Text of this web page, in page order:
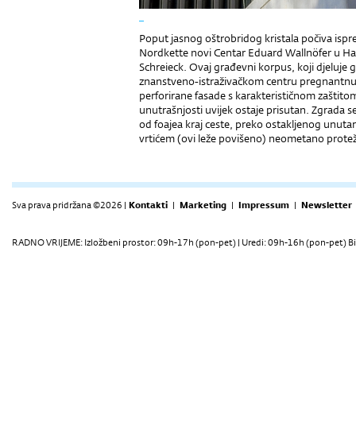
Poput jasnog oštrobridog kristala počiva
Nordkette novi Centar Eduard Wallnöfer u
Schreieck. Ovaj građevni korpus, koji
znanstveno-istraživačkom centru
perforirane fasade s karakterističnom
unutrašnjosti uvijek ostaje prisutan. Zgrada
od foajea kraj ceste, preko ostakljenog
vrtićem (ovi leže povišeno) neometano
Sva prava pridržana ©2026 | Kontakti | Marketing | Impressum | Newsletter
RADNO VRIJEME: Izložbeni prostor: 09h-17h (pon-pet) | Uredi: 09h-16h (pon-pet)